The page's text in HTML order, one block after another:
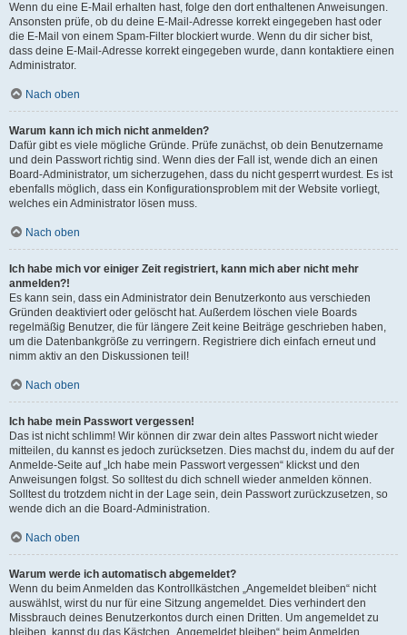
Wenn du eine E-Mail erhalten hast, folge den dort enthaltenen Anweisungen.
Ansonsten prüfe, ob du deine E-Mail-Adresse korrekt eingegeben hast oder
die E-Mail von einem Spam-Filter blockiert wurde. Wenn du dir sicher bist,
dass deine E-Mail-Adresse korrekt eingegeben wurde, dann kontaktiere einen
Administrator.
Nach oben
Warum kann ich mich nicht anmelden?
Dafür gibt es viele mögliche Gründe. Prüfe zunächst, ob dein Benutzername
und dein Passwort richtig sind. Wenn dies der Fall ist, wende dich an einen
Board-Administrator, um sicherzugehen, dass du nicht gesperrt wurdest. Es ist
ebenfalls möglich, dass ein Konfigurationsproblem mit der Website vorliegt,
welches ein Administrator lösen muss.
Nach oben
Ich habe mich vor einiger Zeit registriert, kann mich aber nicht mehr
anmelden?!
Es kann sein, dass ein Administrator dein Benutzerkonto aus verschieden
Gründen deaktiviert oder gelöscht hat. Außerdem löschen viele Boards
regelmäßig Benutzer, die für längere Zeit keine Beiträge geschrieben haben,
um die Datenbankgröße zu verringern. Registriere dich einfach erneut und
nimm aktiv an den Diskussionen teil!
Nach oben
Ich habe mein Passwort vergessen!
Das ist nicht schlimm! Wir können dir zwar dein altes Passwort nicht wieder
mitteilen, du kannst es jedoch zurücksetzen. Dies machst du, indem du auf der
Anmelde-Seite auf „Ich habe mein Passwort vergessen“ klickst und den
Anweisungen folgst. So solltest du dich schnell wieder anmelden können.
Solltest du trotzdem nicht in der Lage sein, dein Passwort zurückzusetzen, so
wende dich an die Board-Administration.
Nach oben
Warum werde ich automatisch abgemeldet?
Wenn du beim Anmelden das Kontrollkästchen „Angemeldet bleiben“ nicht
auswählst, wirst du nur für eine Sitzung angemeldet. Dies verhindert den
Missbrauch deines Benutzerkontos durch einen Dritten. Um angemeldet zu
bleiben, kannst du das Kästchen „Angemeldet bleiben“ beim Anmelden